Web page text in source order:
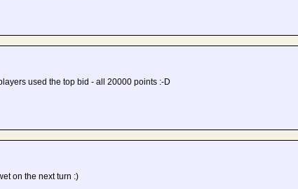
used the top bid - all 20000 points :-D
on the next turn :)